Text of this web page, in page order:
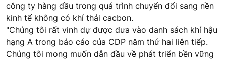
công ty hàng đầu trong quá trình chuyển đổi sang nền
kinh tế không có khí thải cacbon.
"Chúng tôi rất vinh dự được đưa vào danh sách khí hậu
hạng A trong báo cáo của CDP năm thứ hai liên tiếp.
Chúng tôi mong muốn dẫn đầu về phát triển bền vững